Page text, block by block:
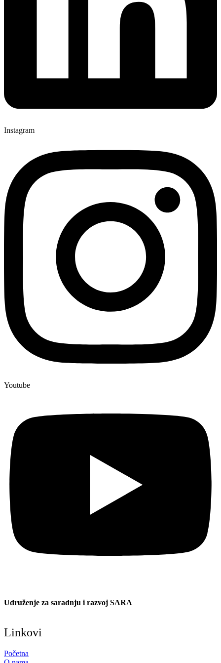
Instagram
Youtube
Udruženje za saradnju i razvoj SARA
Linkovi
Početna